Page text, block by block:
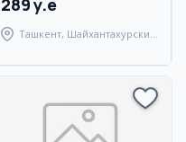
289 y.e
Ташкент, Шайхантахурский